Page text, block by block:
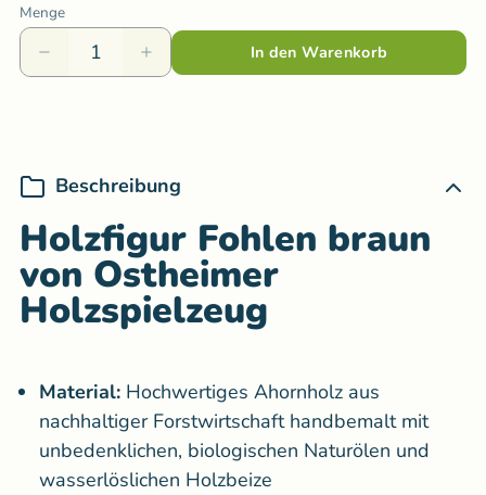
Menge
In den Warenkorb
Beschreibung
Holzfigur Fohlen braun
von Ostheimer
Holzspielzeug
Material: Hochwertiges Ahornholz aus
nachhaltiger Forstwirtschaft handbemalt mit
unbedenklichen, biologischen Naturölen und
wasserlöslichen Holzbeize